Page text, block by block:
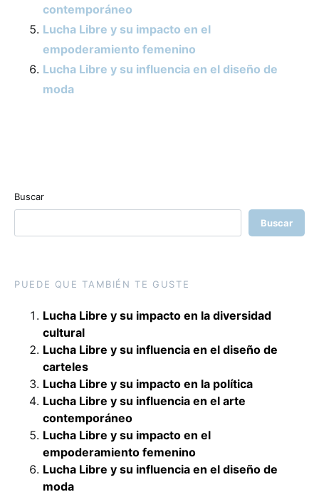
contemporáneo
Lucha Libre y su impacto en el
empoderamiento femenino
Lucha Libre y su influencia en el diseño de
moda
Buscar
Buscar
PUEDE QUE TAMBIÉN TE GUSTE
Lucha Libre y su impacto en la diversidad
cultural
Lucha Libre y su influencia en el diseño de
carteles
Lucha Libre y su impacto en la política
Lucha Libre y su influencia en el arte
contemporáneo
Lucha Libre y su impacto en el
empoderamiento femenino
Lucha Libre y su influencia en el diseño de
moda